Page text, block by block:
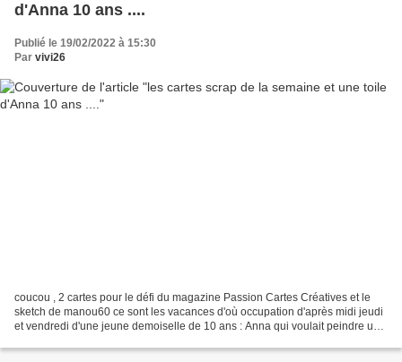
d'Anna 10 ans ....
Publié le 19/02/2022 à 15:30
Par vivi26
coucou , 2 cartes pour le défi du magazine Passion Cartes Créatives et le
sketch de manou60 ce sont les vacances d'où occupation d'après midi jeudi
et vendredi d'une jeune demoiselle de 10 ans : Anna qui voulait peindre un